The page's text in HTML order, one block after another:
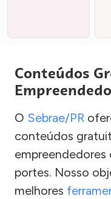
Conteúdos
O Sebrae/PR
conteúdos
portes. Nosso
melhores